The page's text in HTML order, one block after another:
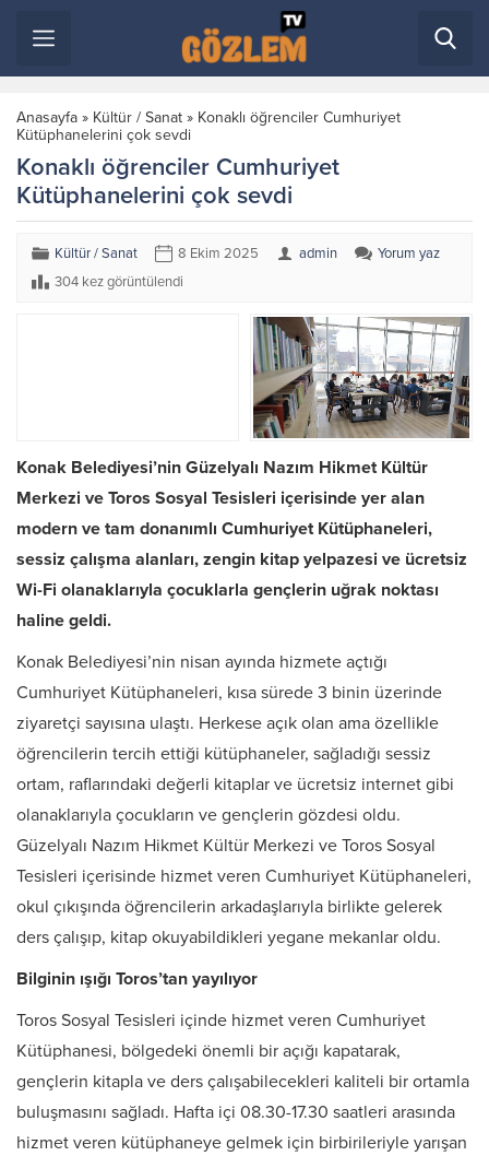
Anasayfa » Kültür / Sanat » ​Konaklı öğrenciler Cumhuriyet
Kütüphanelerini çok sevdi
​Konaklı öğrenciler Cumhuriyet
Kütüphanelerini çok sevdi
Kültür / Sanat 8 Ekim 2025 admin
Yorum yaz
304 kez görüntülendi
Konak Belediyesi’nin Güzelyalı Nazım Hikmet Kültür
Merkezi ve Toros Sosyal Tesisleri içerisinde yer alan
modern ve tam donanımlı Cumhuriyet Kütüphaneleri,
sessiz çalışma alanları, zengin kitap yelpazesi ve ücretsiz
Wi-Fi olanaklarıyla çocuklarla gençlerin uğrak noktası
haline geldi.
Konak Belediyesi’nin nisan ayında hizmete açtığı
Cumhuriyet Kütüphaneleri, kısa sürede 3 binin üzerinde
ziyaretçi sayısına ulaştı. Herkese açık olan ama özellikle
öğrencilerin tercih ettiği kütüphaneler, sağladığı sessiz
ortam, raflarındaki değerli kitaplar ve ücretsiz internet gibi
olanaklarıyla çocukların ve gençlerin gözdesi oldu.
Güzelyalı Nazım Hikmet Kültür Merkezi ve Toros Sosyal
Tesisleri içerisinde hizmet veren Cumhuriyet Kütüphaneleri,
okul çıkışında öğrencilerin arkadaşlarıyla birlikte gelerek
ders çalışıp, kitap okuyabildikleri yegane mekanlar oldu.
Bilginin ışığı Toros’tan yayılıyor
Toros Sosyal Tesisleri içinde hizmet veren Cumhuriyet
Kütüphanesi, bölgedeki önemli bir açığı kapatarak,
gençlerin kitapla ve ders çalışabilecekleri kaliteli bir ortamla
buluşmasını sağladı. Hafta içi 08.30-17.30 saatleri arasında
hizmet veren kütüphaneye gelmek için birbirileriyle yarışan